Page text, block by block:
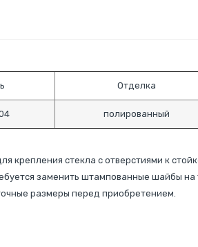
Отделка
полированный
крепления стекла с отверстиями к
заменить штампованные шайбы
размеры перед приобретением.